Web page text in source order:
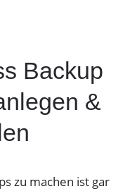
Backup
&
zu machen ist gar